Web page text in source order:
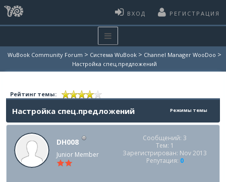
ВХОД РЕГИСТРАЦИЯ
WuBook Community Forum > Система WuBook > Channel Manager WooDoo >
Настройка спец.предложений
Рейтинг темы:
Режимы темы
Настройка спец.предложений
DH008
Junior Member
Сообщений: 3
Тем: 1
Зарегистрирован: Nov 2013
Репутация: 0